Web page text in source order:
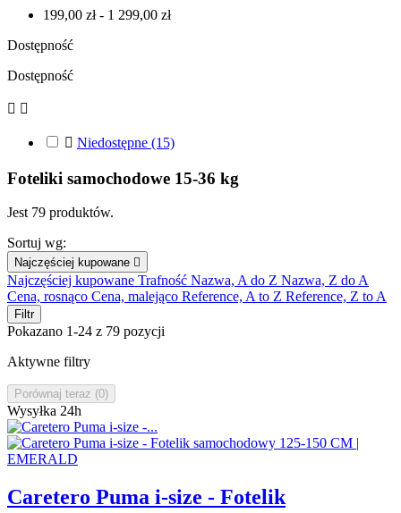
199,00 zł - 1 299,00 zł
Dostępność
Dostępność
 
 Niedostępne (15)
Foteliki samochodowe 15-36 kg
Jest 79 produktów.
Sortuj wg:
Najczęściej kupowane 
Najczęściej kupowane Trafność Nazwa, A do Z Nazwa, Z do A
Cena, rosnąco Cena, malejąco Reference, A to Z Reference, Z to A
Filtr
Pokazano 1-24 z 79 pozycji
Aktywne filtry
Porównaj teraz (0)‎
Wysyłka 24h
Caretero Puma i-size - Fotelik